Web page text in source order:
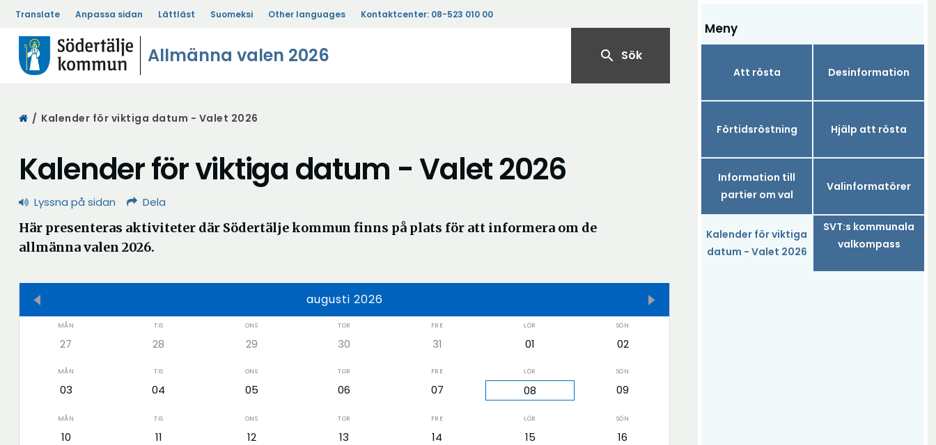
Translate Anpassa sidan Lättläst Suomeksi Other languages Kontaktcenter: 08-523 010 00
Allmänna valen 2026 search Sök
Meny
Att rösta Desinformation
Förtidsröstning Hjälp att rösta
Information till
partier om val
Valinformatörer
Kalender för viktiga
datum - Valet 2026
(Aktuell)
SVT:s kommunala
valkompass
Start
/ Kalender för viktiga datum - Valet 2026
Kalender för viktiga datum - Valet 2026
Lyssna på sidan Dela
Här presenteras aktiviteter där Södertälje kommun finns på plats för att informera om de
allmänna valen 2026.
augusti 2026
MÅN
27
TIS
28
ONS
29
TOR
30
FRE
31
LÖR
01
SÖN
02
MÅN
03
TIS
04
ONS
05
TOR
06
FRE
07
LÖR
08
SÖN
09
MÅN
10
TIS
11
ONS
12
TOR
13
FRE
14
LÖR
15
SÖN
16